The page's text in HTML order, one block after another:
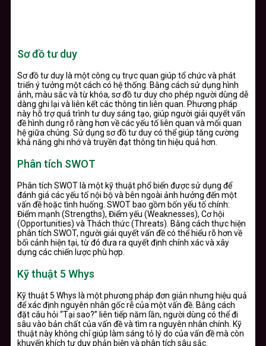
Sơ đồ tư duy
Sơ đồ tư duy là một công cụ trực quan giúp tổ chức và phát
triển ý tưởng một cách có hệ thống. Bằng cách sử dụng hình
ảnh, màu sắc và từ khóa, sơ đồ tư duy cho phép người dùng dễ
dàng ghi lại và liên kết các thông tin liên quan. Phương pháp
này hỗ trợ quá trình tư duy sáng tạo, giúp người giải quyết vấn
đề hình dung rõ ràng hơn về các yếu tố liên quan và mối quan
hệ giữa chúng. Sử dụng sơ đồ tư duy có thể giúp tăng cường
khả năng ghi nhớ và truyền đạt thông tin hiệu quả hơn.
Phân tích SWOT
Phân tích SWOT là một kỹ thuật phổ biến được sử dụng để
đánh giá các yếu tố nội bộ và bên ngoài ảnh hưởng đến một
vấn đề hoặc tình huống. SWOT bao gồm bốn yếu tố chính:
Điểm mạnh (Strengths), Điểm yếu (Weaknesses), Cơ hội
(Opportunities) và Thách thức (Threats). Bằng cách thực hiện
phân tích SWOT, người giải quyết vấn đề có thể hiểu rõ hơn về
bối cảnh hiện tại, từ đó đưa ra quyết định chính xác và xây
dựng các chiến lược phù hợp.
Kỹ thuật 5 Whys
Kỹ thuật 5 Whys là một phương pháp đơn giản nhưng hiệu quả
để xác định nguyên nhân gốc rễ của một vấn đề. Bằng cách
đặt câu hỏi “Tại sao?” liên tiếp năm lần, người dùng có thể đi
sâu vào bản chất của vấn đề và tìm ra nguyên nhân chính. Kỹ
thuật này không chỉ giúp làm sáng tỏ lý do của vấn đề mà còn
khuyến khích tư duy phản biện và phân tích sâu sắc.